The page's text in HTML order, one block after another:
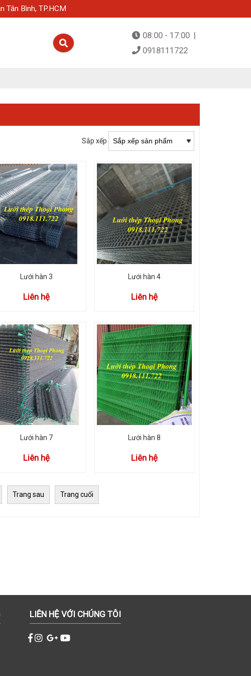
Tân Bình, TP.HCM
08:00 - 17:00 |
0918111722
Sắp xếp
Lưới hàn 3
Liên hệ
Lưới hàn 4
Liên hệ
Lưới hàn 7
Liên hệ
Lưới hàn 8
Liên hệ
Trang sau Trang cuối
LIÊN HỆ VỚI CHÚNG TÔI